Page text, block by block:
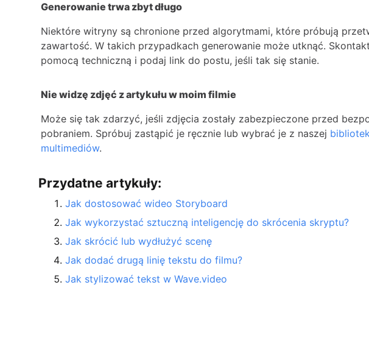
Generowanie trwa zbyt długo
Niektóre witryny są chronione przed algorytmami, które próbują
zawartość. W takich przypadkach generowanie może utknąć.
pomocą techniczną i podaj link do postu, jeśli tak się stanie.
Nie widzę zdjęć z artykułu w moim filmie
Może się tak zdarzyć, jeśli zdjęcia zostały zabezpieczone przed
pobraniem. Spróbuj zastąpić je ręcznie lub wybrać je z naszej
multimediów.
Przydatne artykuły:
Jak dostosować wideo Storyboard
Jak wykorzystać sztuczną inteligencję do skrócenia skryptu?
Jak skrócić lub wydłużyć scenę
Jak dodać drugą linię tekstu do filmu?
Jak stylizować tekst w Wave.video